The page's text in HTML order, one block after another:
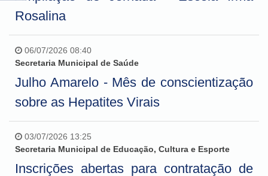
Rosalina
06/07/2026 08:40
Secretaria Municipal de Saúde
Julho Amarelo - Mês de conscientização
sobre as Hepatites Virais
03/07/2026 13:25
Secretaria Municipal de Educação, Cultura e Esporte
Inscrições abertas para contratação de